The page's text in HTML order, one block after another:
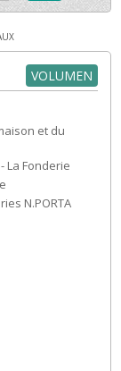
VOLUMEN
et du
La Fonderie
N.PORTA